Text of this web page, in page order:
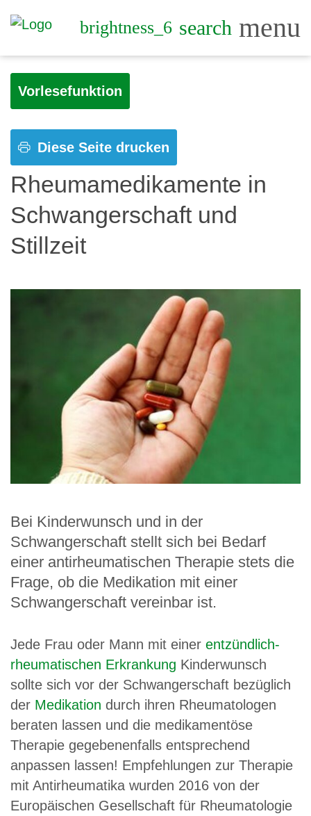
brightness_6 search menu
Vorlesefunktion
Diese Seite drucken
Rheumamedikamente in
Schwangerschaft und
Stillzeit
Bei Kinderwunsch und in der
Schwangerschaft stellt sich bei Bedarf
einer antirheumatischen Therapie stets die
Frage, ob die Medikation mit einer
Schwangerschaft vereinbar ist.
Jede Frau oder Mann mit einer entzündlich-
rheumatischen Erkrankung Kinderwunsch
sollte sich vor der Schwangerschaft bezüglich
der Medikation durch ihren Rheumatologen
beraten lassen und die medikamentöse
Therapie gegebenenfalls entsprechend
anpassen lassen! Empfehlungen zur Therapie
mit Antirheumatika wurden 2016 von der
Europäischen Gesellschaft für Rheumatologie